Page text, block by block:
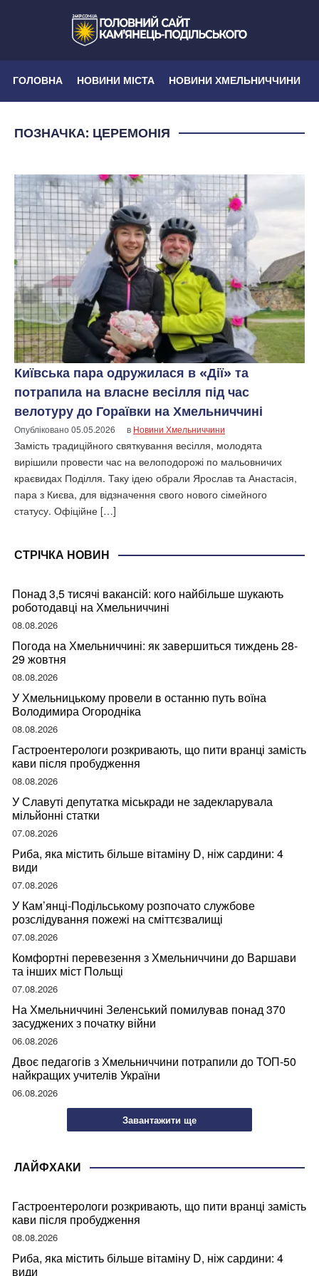
ГОЛОВНА НОВИНИ МІСТА НОВИНИ ХМЕЛЬНИЧЧИНИ
ПОЗНАЧКА: ЦЕРЕМОНІЯ
Київська пара одружилася в «Дії» та
потрапила на власне весілля під час
велотуру до Гораївки на Хмельниччині
Опубліковано05.05.2026 в Новини Хмельниччини
Замість традиційного святкування весілля, молодята
вирішили провести час на велоподорожі по мальовничих
краєвидах Поділля. Таку ідею обрали Ярослав та Анастасія,
пара з Києва, для відзначення свого нового сімейного
статусу. Офіційне […]
СТРІЧКА НОВИН
Понад 3,5 тисячі вакансій: кого найбільше шукають
роботодавці на Хмельниччині
08.08.2026
Погода на Хмельниччині: як завершиться тиждень 28-
29 жовтня
08.08.2026
У Хмельницькому провели в останню путь воїна
Володимира Огородніка
08.08.2026
Гастроентерологи розкривають, що пити вранці замість
кави після пробудження
08.08.2026
У Славуті депутатка міськради не задекларувала
мільйонні статки
07.08.2026
Риба, яка містить більше вітаміну D, ніж сардини: 4
види
07.08.2026
У Кам’янці-Подільському розпочато службове
розслідування пожежі на сміттєзвалищі
07.08.2026
Комфортні перевезення з Хмельниччини до Варшави
та інших міст Польщі
07.08.2026
На Хмельниччині Зеленський помилував понад 370
засуджених з початку війни
06.08.2026
Двоє педагогів з Хмельниччини потрапили до ТОП-50
найкращих учителів України
06.08.2026
Завантажити ще
ЛАЙФХАКИ
Гастроентерологи розкривають, що пити вранці замість
кави після пробудження
08.08.2026
Риба, яка містить більше вітаміну D, ніж сардини: 4
види